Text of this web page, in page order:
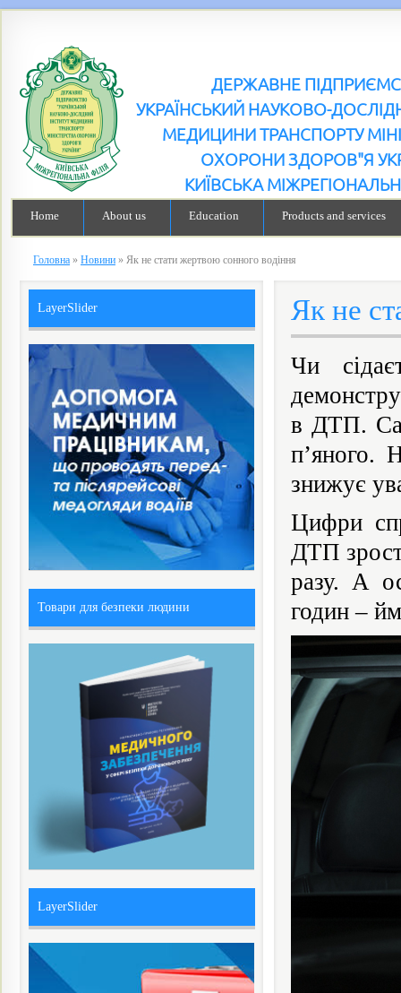
ДЕРЖАВНЕ
УКРАЇНСЬКИЙ НАУКОВО-
МЕДИЦИНИ ТРАНСПОРТУ
ОХОРОНИ ЗДОРОВ"Я
КИЇВСЬКА
Home About us Education Products and services
Головна » Новини » Як не стати жертвою сонного водіння
Як не
Чи
в ДТП.
п’яного.
знижує
Цифри
ДТП
разу. А
годин –
LayerSlider
Товари для безпеки людини
LayerSlider